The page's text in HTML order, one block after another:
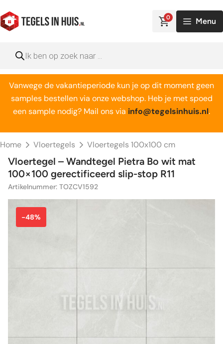
naar
de
0 Menu
zoeken
Vanwege de vakantieperiode kun je op dit moment geen
samples bestellen via onze webshop. Heb je met spoed
een sample nodig? Mail ons via info@tegelsinhuis.nl.
Home Vloertegels Vloertegels 100x100 cm
Vloertegel – Wandtegel Pietra Bo wit mat
100×100 gerectificeerd slip-stop R11
Artikelnummer: TOZCV1592
-48%